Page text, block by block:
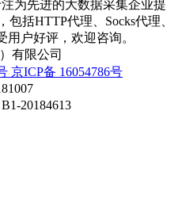
为先进的大数据采集企业提
括HTTP代理、Socks代理、
用户好评，欢迎咨询。
有限公司
京ICP备 16054786号
20184613